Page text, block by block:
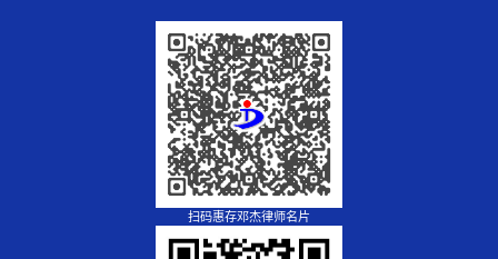
扫码惠存邓杰律师名片